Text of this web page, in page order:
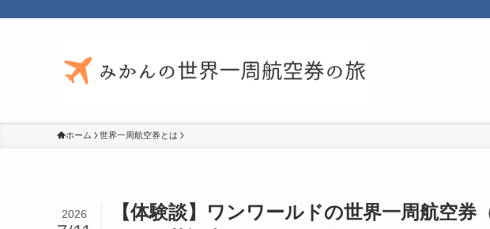
ホーム 世界一周航空券とは
【体験談】ワンワールドの世界一周航空
2026